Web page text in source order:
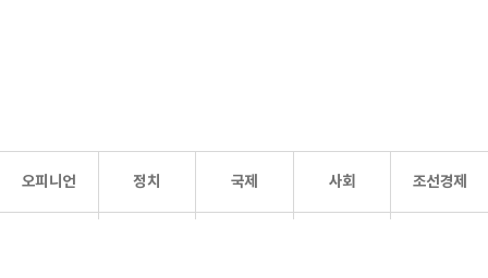
오피니언 정치 국제 사회 조선경제